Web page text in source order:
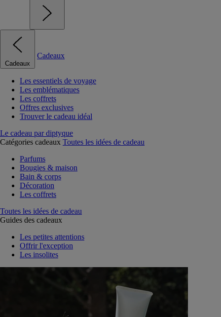
Cadeaux
Cadeaux
Les essentiels de voyage
Les emblématiques
Les coffrets
Offres exclusives
Trouver le cadeau idéal
Le cadeau par diptyque
Catégories cadeaux Toutes les idées de cadeau
Parfums
Bougies & maison
Bain & corps
Décoration
Les coffrets
Toutes les idées de cadeau
Guides des cadeaux
Les petites attentions
Offrir l'exception
Les insolites